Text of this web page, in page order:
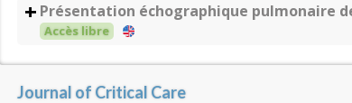
Présentation échographique pulmonaire
Accès libre
Journal of Critical Care